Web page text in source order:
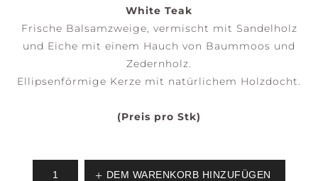
White Teak
Frische Balsamzweige, vermischt mit Sandelholz
und Eiche mit einem Hauch von Baummoos und
Zedernholz.
Ellipsenförmige Kerze mit natürlichem Holzdocht.
(Preis pro Stk)
DEM WARENKORB HINZUFÜGEN